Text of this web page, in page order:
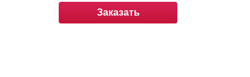
Заказать